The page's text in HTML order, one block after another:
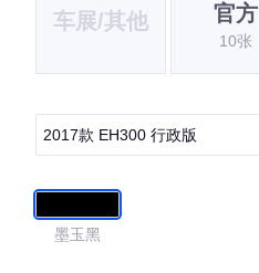
车展/其他 官方
10张
2017款 EH300 行政版
墨玉黑